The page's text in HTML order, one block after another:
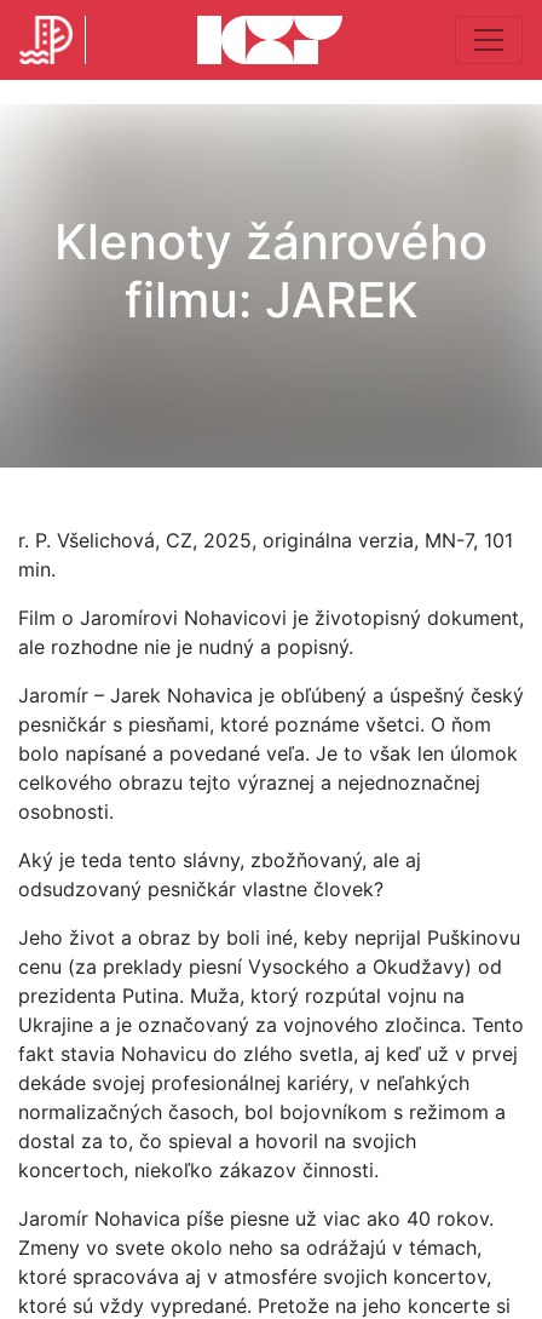
Klenoty žánrového
filmu: JAREK
r. P. Všelichová, CZ, 2025, originálna verzia, MN-7, 101
min.
Film o Jaromírovi Nohavicovi je životopisný dokument,
ale rozhodne nie je nudný a popisný.
Jaromír – Jarek Nohavica je obľúbený a úspešný český
pesničkár s piesňami, ktoré poznáme všetci. O ňom
bolo napísané a povedané veľa. Je to však len úlomok
celkového obrazu tejto výraznej a nejednoznačnej
osobnosti.
Aký je teda tento slávny, zbožňovaný, ale aj
odsudzovaný pesničkár vlastne človek?
Jeho život a obraz by boli iné, keby neprijal Puškinovu
cenu (za preklady piesní Vysockého a Okudžavy) od
prezidenta Putina. Muža, ktorý rozpútal vojnu na
Ukrajine a je označovaný za vojnového zločinca. Tento
fakt stavia Nohavicu do zlého svetla, aj keď už v prvej
dekáde svojej profesionálnej kariéry, v neľahkých
normalizačných časoch, bol bojovníkom s režimom a
dostal za to, čo spieval a hovoril na svojich
koncertoch, niekoľko zákazov činnosti.
Jaromír Nohavica píše piesne už viac ako 40 rokov.
Zmeny vo svete okolo neho sa odrážajú v témach,
ktoré spracováva aj v atmosfére svojich koncertov,
ktoré sú vždy vypredané. Pretože na jeho koncerte si